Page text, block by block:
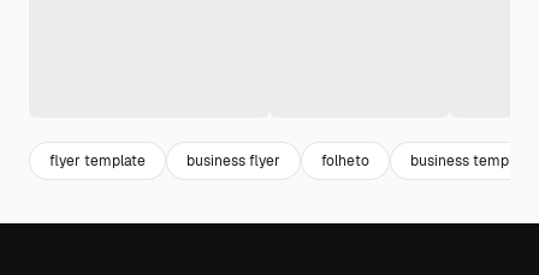
flyer template business flyer folheto business template